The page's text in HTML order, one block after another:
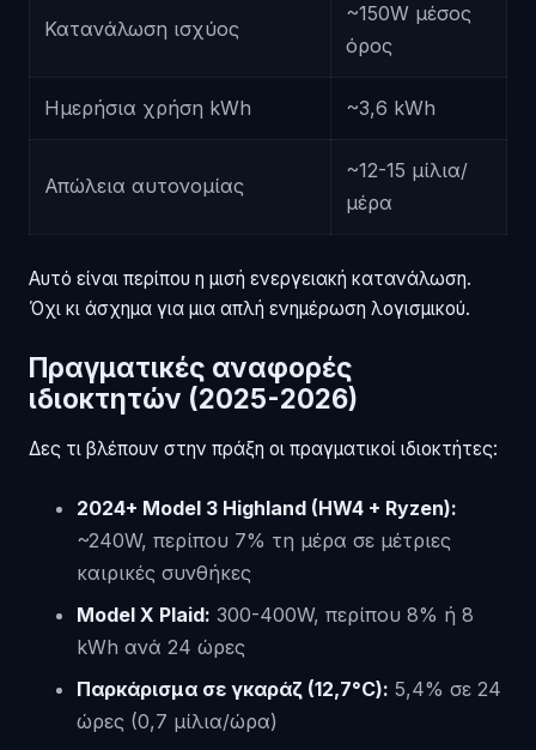
Κατανάλωση ισχύος
~150W μέσος
όρος
Ημερήσια χρήση kWh ~3,6 kWh
Απώλεια αυτονομίας
~12-15 μίλια/
μέρα
Αυτό είναι περίπου η μισή ενεργειακή κατανάλωση.
Όχι κι άσχημα για μια απλή ενημέρωση λογισμικού.
Πραγματικές αναφορές
ιδιοκτητών (2025-2026)
Δες τι βλέπουν στην πράξη οι πραγματικοί ιδιοκτήτες:
2024+ Model 3 Highland (HW4 + Ryzen):
~240W, περίπου 7% τη μέρα σε μέτριες
καιρικές συνθήκες
Model X Plaid: 300-400W, περίπου 8% ή 8
kWh ανά 24 ώρες
Παρκάρισμα σε γκαράζ (12,7°C): 5,4% σε 24
ώρες (0,7 μίλια/ώρα)